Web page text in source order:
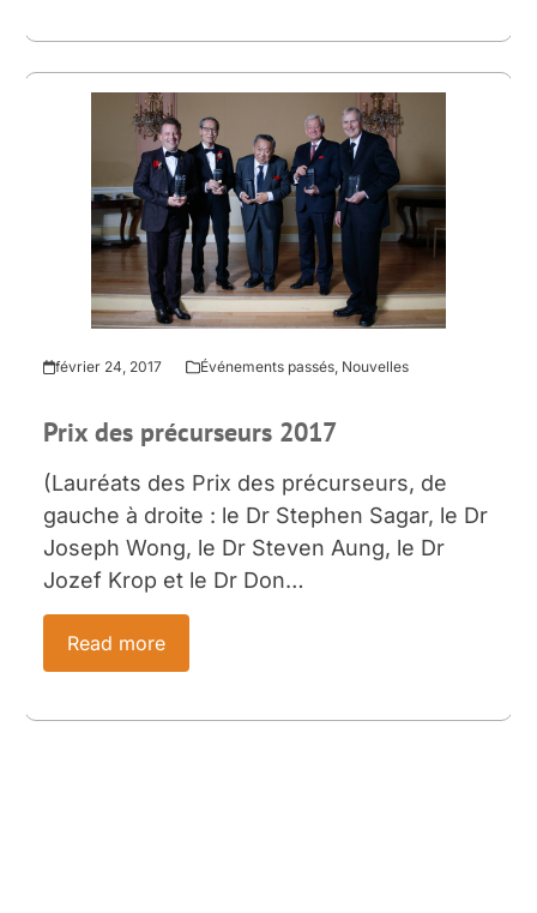
février 24, 2017 Événements passés, Nouvelles
Prix des précurseurs 2017
(Lauréats des Prix des précurseurs, de
gauche à droite : le Dr Stephen Sagar, le Dr
Joseph Wong, le Dr Steven Aung, le Dr
Jozef Krop et le Dr Don…
Read more